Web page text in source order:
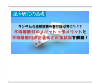
臨床研究の基礎